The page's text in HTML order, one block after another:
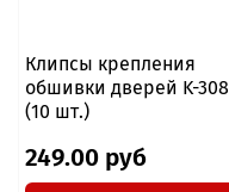
Клипсы крепления
обшивки дверей K-308
(10 шт.)
249.00 руб